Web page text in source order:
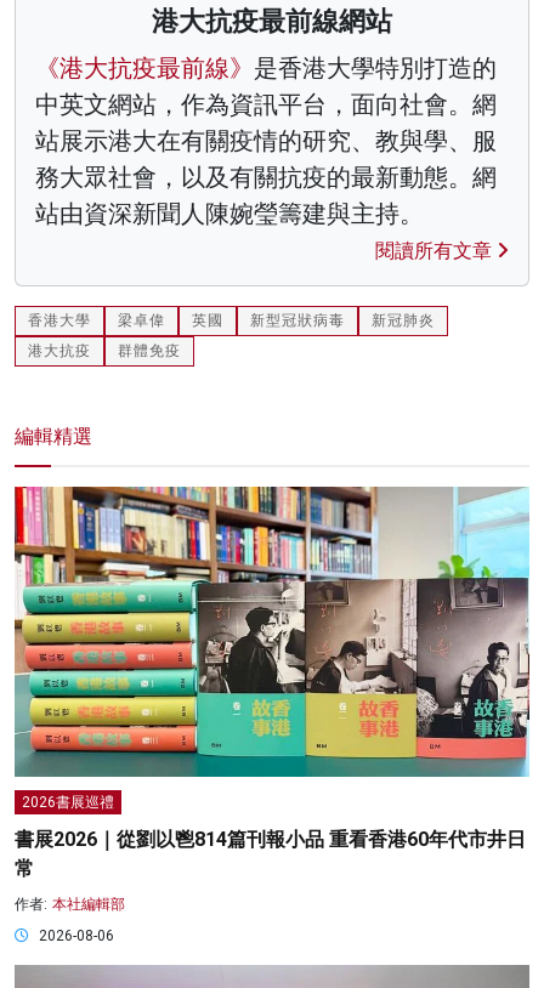
港大抗疫最前線網站
《港大抗疫最前線》 是香港大學特別打造的
中英文網站，作為資訊平台，面向社會。網
站展示港大在有關疫情的研究、教與學、服
務大眾社會，以及有關抗疫的最新動態。網
站由資深新聞人陳婉瑩籌建與主持。
閱讀所有文章
香港大學 梁卓偉 英國 新型冠狀病毒
新冠肺炎
港大抗疫
群體免疫
編輯精選
2026書展巡禮
書展2026｜從劉以鬯814篇刊報小品 重看香港60年代市井日
常
作者: 本社編輯部
2026-08-06